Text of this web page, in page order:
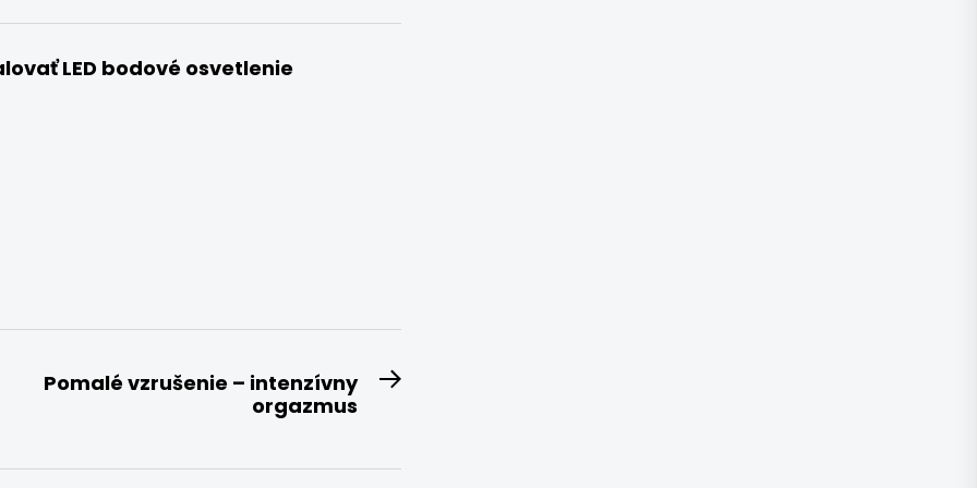
LED bodové osvetlenie
Next
Pomalé vzrušenie – intenzívny
orgazmus